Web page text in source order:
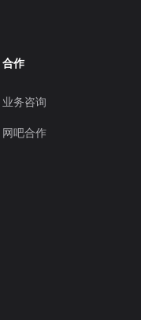
合作
业务咨询
网吧合作